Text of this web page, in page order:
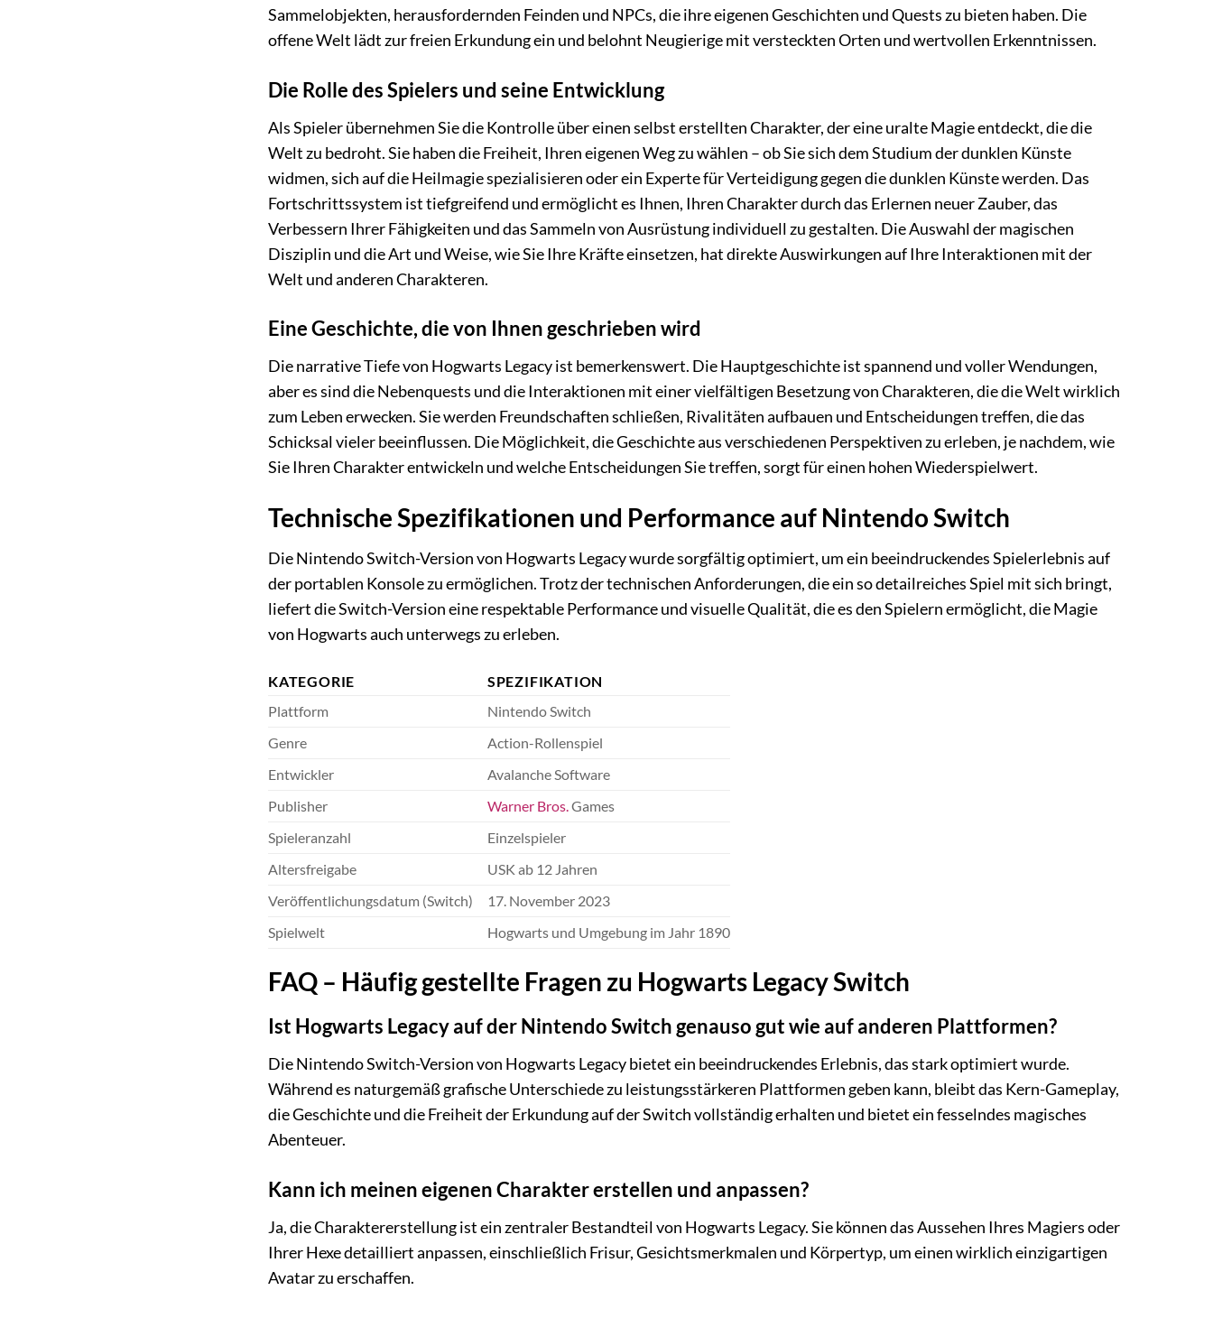
Sammelobjekten, herausfordernden Feinden und NPCs, die ihre eigenen Geschichten und Quests zu bieten haben. Die
offene Welt lädt zur freien Erkundung ein und belohnt Neugierige mit versteckten Orten und wertvollen Erkenntnissen.
Die Rolle des Spielers und seine Entwicklung
Als Spieler übernehmen Sie die Kontrolle über einen selbst erstellten Charakter, der eine uralte Magie entdeckt, die die
Welt zu bedroht. Sie haben die Freiheit, Ihren eigenen Weg zu wählen – ob Sie sich dem Studium der dunklen Künste
widmen, sich auf die Heilmagie spezialisieren oder ein Experte für Verteidigung gegen die dunklen Künste werden. Das
Fortschrittssystem ist tiefgreifend und ermöglicht es Ihnen, Ihren Charakter durch das Erlernen neuer Zauber, das
Verbessern Ihrer Fähigkeiten und das Sammeln von Ausrüstung individuell zu gestalten. Die Auswahl der magischen
Disziplin und die Art und Weise, wie Sie Ihre Kräfte einsetzen, hat direkte Auswirkungen auf Ihre Interaktionen mit der
Welt und anderen Charakteren.
Eine Geschichte, die von Ihnen geschrieben wird
Die narrative Tiefe von Hogwarts Legacy ist bemerkenswert. Die Hauptgeschichte ist spannend und voller Wendungen,
aber es sind die Nebenquests und die Interaktionen mit einer vielfältigen Besetzung von Charakteren, die die Welt wirklich
zum Leben erwecken. Sie werden Freundschaften schließen, Rivalitäten aufbauen und Entscheidungen treffen, die das
Schicksal vieler beeinflussen. Die Möglichkeit, die Geschichte aus verschiedenen Perspektiven zu erleben, je nachdem, wie
Sie Ihren Charakter entwickeln und welche Entscheidungen Sie treffen, sorgt für einen hohen Wiederspielwert.
Technische Spezifikationen und Performance auf Nintendo Switch
Die Nintendo Switch-Version von Hogwarts Legacy wurde sorgfältig optimiert, um ein beeindruckendes Spielerlebnis auf
der portablen Konsole zu ermöglichen. Trotz der technischen Anforderungen, die ein so detailreiches Spiel mit sich bringt,
liefert die Switch-Version eine respektable Performance und visuelle Qualität, die es den Spielern ermöglicht, die Magie
von Hogwarts auch unterwegs zu erleben.
KATEGORIE
SPEZIFIKATION
Plattform
Nintendo Switch
Genre
Action-Rollenspiel
Entwickler
Avalanche Software
Publisher
Warner Bros.Games
Spieleranzahl
Einzelspieler
Altersfreigabe
USK ab 12 Jahren
Veröffentlichungsdatum (Switch)
17. November 2023
Spielwelt
Hogwarts und Umgebung im Jahr 1890
FAQ – Häufig gestellte Fragen zu Hogwarts Legacy Switch
Ist Hogwarts Legacy auf der Nintendo Switch genauso gut wie auf anderen Plattformen?
Die Nintendo Switch-Version von Hogwarts Legacy bietet ein beeindruckendes Erlebnis, das stark optimiert wurde.
Während es naturgemäß grafische Unterschiede zu leistungsstärkeren Plattformen geben kann, bleibt das Kern-Gameplay,
die Geschichte und die Freiheit der Erkundung auf der Switch vollständig erhalten und bietet ein fesselndes magisches
Abenteuer.
Kann ich meinen eigenen Charakter erstellen und anpassen?
Ja, die Charaktererstellung ist ein zentraler Bestandteil von Hogwarts Legacy. Sie können das Aussehen Ihres Magiers oder
Ihrer Hexe detailliert anpassen, einschließlich Frisur, Gesichtsmerkmalen und Körpertyp, um einen wirklich einzigartigen
Avatar zu erschaffen.